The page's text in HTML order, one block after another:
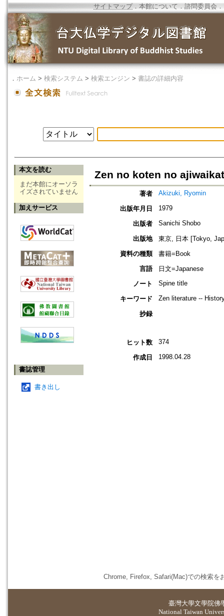
サイトマップ．本館について ． 諮問委員会 ．
． ホーム > 検索システム > 検索エンジン > 書誌の詳細内容
本文を読む
まだ本館にオーソラ
イズされていません
加えサービス
書誌管理
書き出し
Zen no koten no
著者 Akizuki, Ryomin
出版年月日 1979
出版者 Sanichi Shobo
出版地
東京, 日本 [Tokyo,
資料の種類
書籍=Book
言語
日文=Japanese
ノート
Spine title
キーワード Zen literature --
抄録
ヒット数 374
作成日 1998.04.28
Chrome, Firefox, Safari(Mac)での検索を
臺灣大學文學院佛
National Taiwan